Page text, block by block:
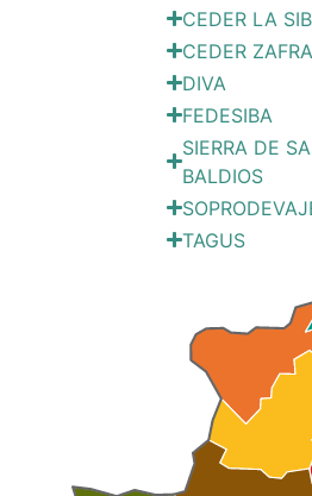
CEDER LA
CEDER
DIVA
FEDESIBA
SIERRA DE
BALDIOS
TAGUS